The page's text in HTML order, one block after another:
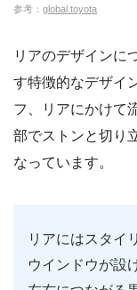
参考： global.toyota
リアのデザインに
す特徴的なデザイ
フ、リアにかけて
部でストンと切り
なっています。
リアにはスタイ
ウインドウが設